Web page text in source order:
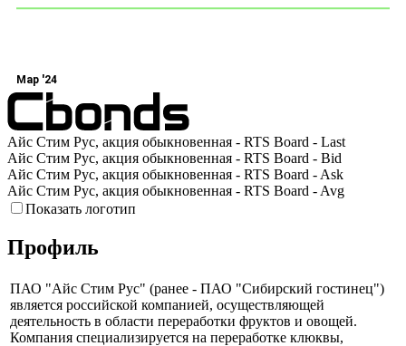
Мар '24
Айс Стим Рус, акция обыкновенная - RTS Board - Last
Айс Стим Рус, акция обыкновенная - RTS Board - Bid
Айс Стим Рус, акция обыкновенная - RTS Board - Ask
Айс Стим Рус, акция обыкновенная - RTS Board - Avg
Показать логотип
Профиль
ПАО "Айс Стим Рус" (ранее - ПАО "Сибирский гостинец")
является российской компанией, осуществляющей
деятельность в области переработки фруктов и овощей.
Компания специализируется на переработке клюквы,